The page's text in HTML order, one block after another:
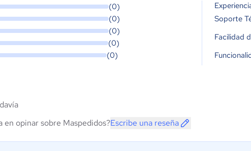
(0)
(0)
(0)
(0)
(0)
Soporte
Facilidad
en opinar sobre Maspedidos?Escribe una reseña